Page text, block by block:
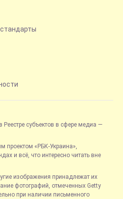
субъектов в сфере медиа —
проектом «РБК-Украина»,
и всё, что интересно читать вне
изображения принадлежат их
фотографий, отмеченных Getty
при наличии письменного